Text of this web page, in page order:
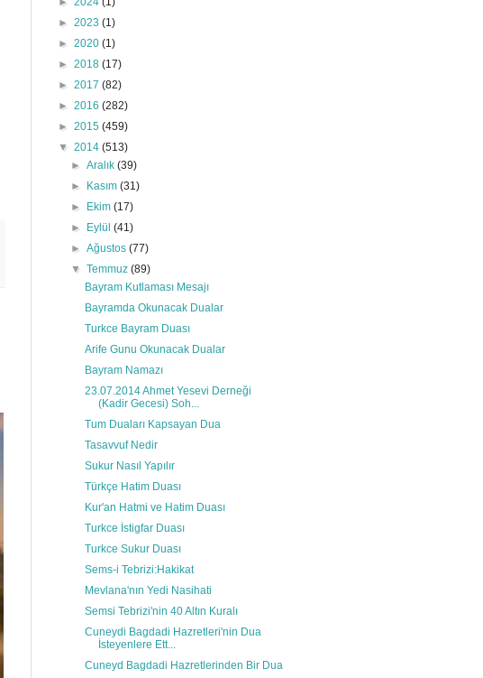
► 2023 (1)
► 2020 (1)
► 2018 (17)
► 2017 (82)
► 2016 (282)
► 2015 (459)
▼ 2014 (513)
►Aralık(39)
►
Kasım(31)
►
Ekim(17)
►
Eylül(41)
►Ağustos(77)
▼Temmuz(89)
Bayram Kutlaması Mesajı
Bayramda Okunacak Dualar
Turkce Bayram Duası
Arife Gunu Okunacak Dualar
Bayram Namazı
23.07.2014 Ahmet Yesevi Derneği
(Kadir Gecesi) Soh...
Tum Duaları Kapsayan Dua
Tasavvuf Nedir
Sukur Nasıl Yapılır
Türkçe Hatim Duası
Kur'an Hatmi ve Hatim Duası
Turkce İstigfar Duası
Turkce Sukur Duası
Sems-i Tebrizi:Hakikat
Mevlana'nın Yedi Nasihati
Semsi Tebrizi'nin 40 Altın Kuralı
Cuneydi Bagdadi Hazretleri'nin Dua
İsteyenlere Ett...
Cuneyd Bagdadi Hazretlerinden Bir Dua